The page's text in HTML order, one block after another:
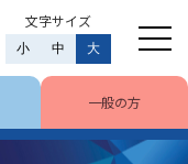
文字サイズ
小 中 大
一般の方